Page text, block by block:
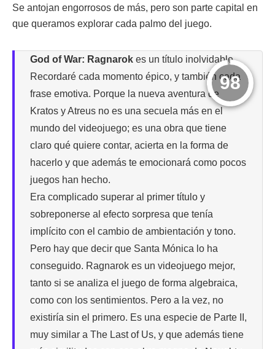
Se antojan engorrosos de más, pero son parte capital en
que queramos explorar cada palmo del juego.
98
God of War: Ragnarok es un título inolvidable.
Recordaré cada momento épico, y también cada
frase emotiva. Porque la nueva aventura de
Kratos y Atreus no es una secuela más en el
mundo del videojuego; es una obra que tiene
claro qué quiere contar, acierta en la forma de
hacerlo y que además te emocionará como pocos
juegos han hecho.
Era complicado superar al primer título y
sobreponerse al efecto sorpresa que tenía
implícito con el cambio de ambientación y tono.
Pero hay que decir que Santa Mónica lo ha
conseguido. Ragnarok es un videojuego mejor,
tanto si se analiza el juego de forma algebraica,
como con los sentimientos. Pero a la vez, no
existiría sin el primero. Es una especie de Parte II,
muy similar a The Last of Us, y que además tiene